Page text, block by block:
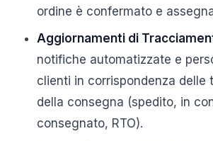
ordine è confermato e
Aggiornamenti di
notifiche automatizzate e
clienti in corrispondenza delle
della consegna (spedito, in
consegnato, RTO).